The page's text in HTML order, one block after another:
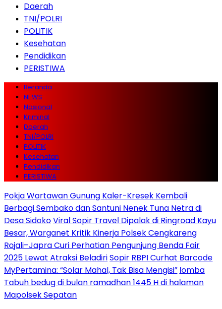
Daerah
TNI/POLRI
POLITIK
Kesehatan
Pendidikan
PERISTIWA
Beranda
NEWS
Nasional
Kriminal
Daerah
TNI/POLRI
POLITIK
Kesehatan
Pendidikan
PERISTIWA
Pokja Wartawan Gunung Kaler-Kresek Kembali
Berbagi Sembako dan Santuni Nenek Tuna Netra di
Desa SidokoViral Sopir Travel Dipalak di Ringroad Kayu
Besar, Warganet Kritik Kinerja Polsek Cengkareng
Rojali–Japra Curi Perhatian Pengunjung Benda Fair
2025 Lewat Atraksi BeladiriSopir RBPI Curhat Barcode
MyPertamina: “Solar Mahal, Tak Bisa Mengisi” lomba
Tabuh bedug di bulan ramadhan 1445 H di halaman
Mapolsek Sepatan